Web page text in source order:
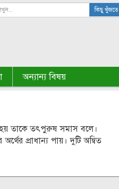
কিছু খুঁজতে
অন্যান্য বিষয়
তাকে তৎপুরুষ সমাস বলে।
প্রাধান্য পায়। দুটি অন্বিত